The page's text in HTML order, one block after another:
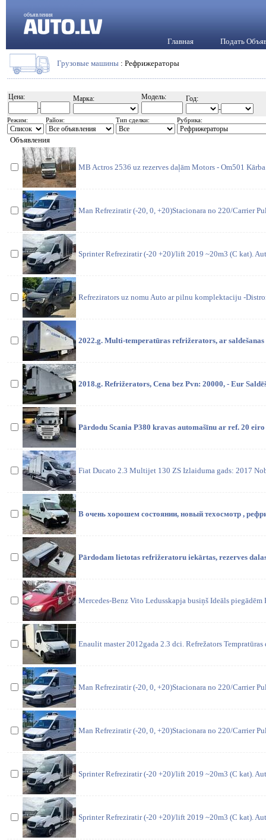
объявления
Главная Подать
Грузовые машины : Рефрижераторы
Цена:
-
Марка: Модель:
Год:
-
Режим: Район: Тип сделки: Рубрика:
Объявления
MB Actros 2536 uz rezerves daļām Motors - Om501
Man Refreziratir (-20, 0, +20)Stacionara no 220/Carrier
Sprinter Refreziratir (-20 +20)/lift 2019 ~20m3 (C kat).
Refrezirators uz nomu Auto ar pilnu komplektaciju -
2022.g. Multi-temperatūras refrižerators, ar
2018.g. Refrižerators, Cena bez Pvn: 20000, - Eur
Pārdodu Scania P380 kravas automašīnu ar ref. 20
Fiat Ducato 2.3 Multijet 130 ZS Izlaiduma gads: 2017
В очень хорошем состоянии, новый техосмотр ,
Pārdodam lietotas refrižeratoru iekārtas, rezerves
Mercedes-Benz Vito Ledusskapja busiņš Ideāls
Enaulit master 2012gada 2.3 dci. Refrežators
Man Refreziratir (-20, 0, +20)Stacionara no 220/Carrier
Man Refreziratir (-20, 0, +20)Stacionara no 220/Carrier
Sprinter Refreziratir (-20 +20)/lift 2019 ~20m3 (C kat).
Sprinter Refreziratir (-20 +20)/lift 2019 ~20m3 (C kat).